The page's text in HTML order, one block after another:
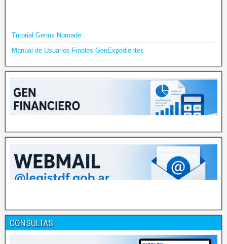
Tutorial Genus Nomade
Manual de Usuarios Finales GenExpedientes
CONSULTAS